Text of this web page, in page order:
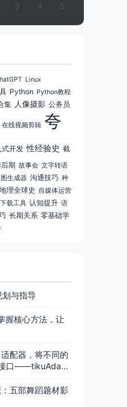
3 4 5
Linux
Python Python教程
集 人像摄影 公务员
在线视频剪辑 夸
式开发 性经验史 截
期 故事会 文字转语
生成器 沟通技巧 种
理全球史 自媒体运营
载工具 认知提升 语
长期关系 零基础学
与指导
握核心方法，让
配器，将不同的
口——tikuAdapt
五部舞蹈题材影